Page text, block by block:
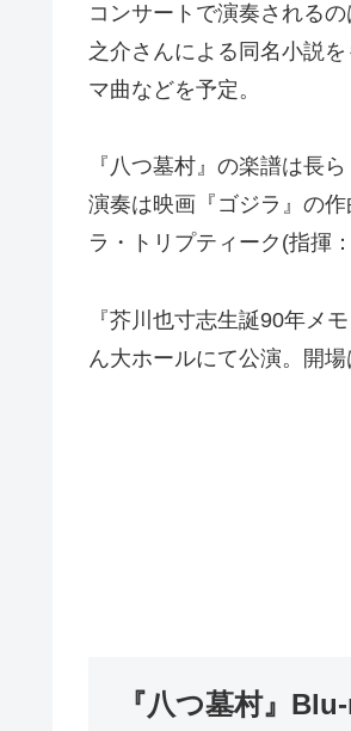
コンサートで演奏される
之介さんによる同名小説
マ曲などを予定。
『八つ墓村』の楽譜は長
演奏は映画『ゴジラ』の
ラ・トリプティーク(指揮
『芥川也寸志生誕90年メ
ん大ホールにて公演。開
『八つ墓村』